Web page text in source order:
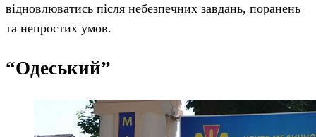
відновлюватись після небезпечних завдань, поранень
та непростих умов.
“Одеський”